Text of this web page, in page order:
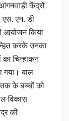
केंद्रों
एस. एन. डी
आयोजन किया
करके उनका
का चिन्हाकन
गया। बाल
तक के बच्चों को
विकास
की